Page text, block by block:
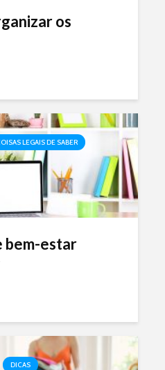
os
LEGAIS DE SABER
bem-estar
DICAS